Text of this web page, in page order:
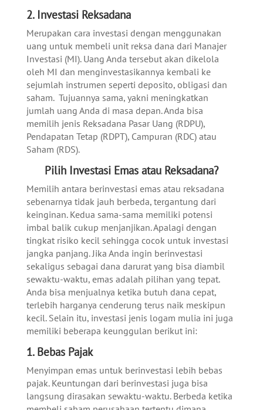
2. Investasi Reksadana
Merupakan cara investasi dengan menggunakan
uang untuk membeli unit reksa dana dari Manajer
Investasi (MI). Uang Anda tersebut akan dikelola
oleh MI dan menginvestasikannya kembali ke
sejumlah instrumen seperti deposito, obligasi dan
saham. Tujuannya sama, yakni meningkatkan
jumlah uang Anda di masa depan. Anda bisa
memilih jenis Reksadana Pasar Uang (RDPU),
Pendapatan Tetap (RDPT), Campuran (RDC) atau
Saham (RDS).
Pilih Investasi Emas atau Reksadana?
Memilih antara berinvestasi emas atau reksadana
sebenarnya tidak jauh berbeda, tergantung dari
keinginan. Kedua sama-sama memiliki potensi
imbal balik cukup menjanjikan. Apalagi dengan
tingkat risiko kecil sehingga cocok untuk investasi
jangka panjang. Jika Anda ingin berinvestasi
sekaligus sebagai dana darurat yang bisa diambil
sewaktu-waktu, emas adalah pilihan yang tepat.
Anda bisa menjualnya ketika butuh dana cepat,
terlebih harganya cenderung terus naik meskipun
kecil. Selain itu, investasi jenis logam mulia ini juga
memiliki beberapa keunggulan berikut ini:
1. Bebas Pajak
Menyimpan emas untuk berinvestasi lebih bebas
pajak. Keuntungan dari berinvestasi juga bisa
langsung dirasakan sewaktu-waktu. Berbeda ketika